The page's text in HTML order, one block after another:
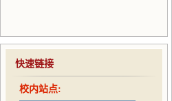
快速链接
校内站点: